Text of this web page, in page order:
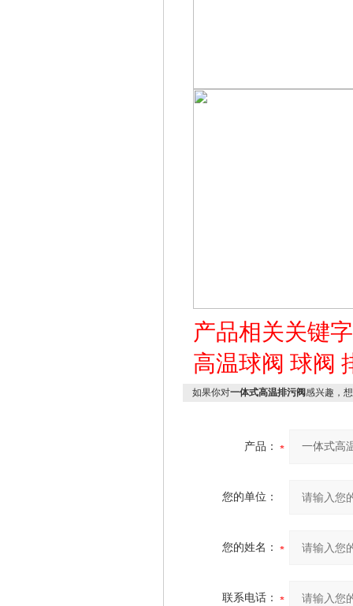
产品相关关键
高温球阀 球阀
如果你对一体式高温排污阀感兴趣，
产品：
您的单位：
您的姓名：
联系电话：